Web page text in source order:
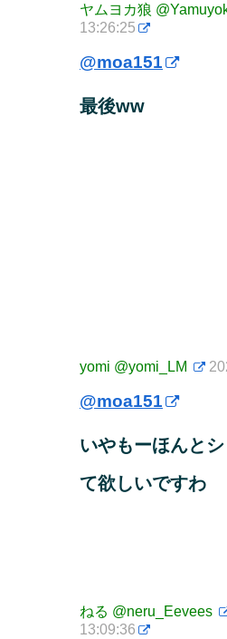
ヤムヨカ狼
13:26:25
@moa151
最後ww
yomi @yomi_LM
@moa151
いやもーほんと
て欲しいですわ
ねる @neru_Eevees
13:09:36